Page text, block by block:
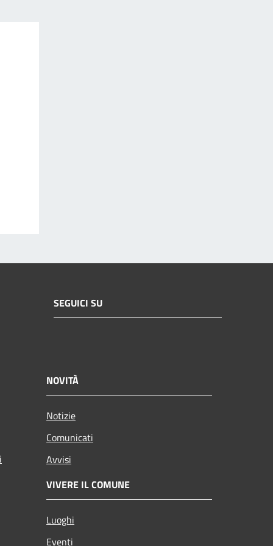
SEGUICI SU
NOVITÀ
Notizie
Comunicati
Avvisi
VIVERE IL COMUNE
Luoghi
Eventi